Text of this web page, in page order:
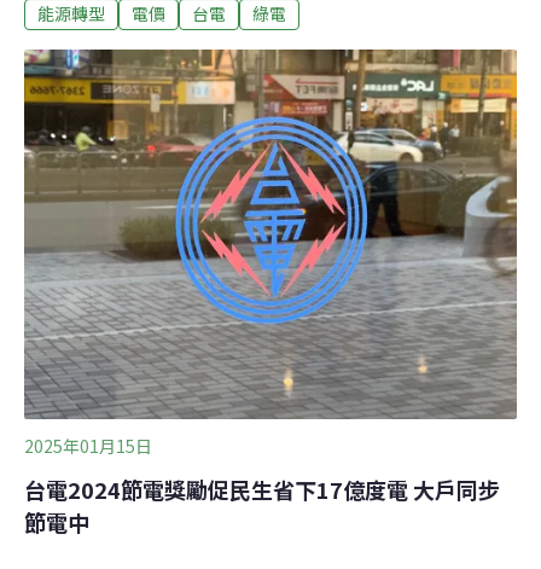
與影響。Q1：電價分艙是什麼？電價分艙是一種分類管理
力以及一般電力。RE30低碳電力，其概念為綠色電價，
在既有一般電價上加上「綠電附加費」，既不需要考慮再
生能源業者與企業的信評，台電也易於實施，是相對容易
的採購綠電方式，用來滿足不同企業對綠電的需求。去年
經濟部部長郭智輝甫上任談到「電價分級」制度，並請台
電研議，推出新的電力方案，在一般電力及綠電外，另提
供低碳電力選擇，台電規畫自今年起推出混合30%綠電的
「RE30」低碳電力產品。Q2：主要消費者是誰？據悉台
電將於農曆年後推出RE30低碳電產品，首年推出約16.6億
度（含5億度綠電），之後逐年增
能源轉型 電價 台電 綠電
2025年01月15日
台電2024節電獎勵促民生省下17億度電 大戶同步
節電中